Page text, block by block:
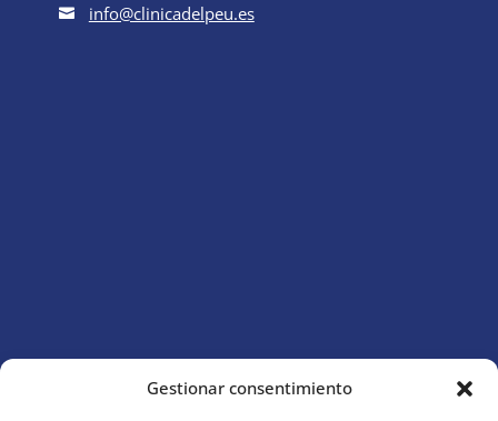
Gestionar consentimiento
 info@clinicadelpeu.es